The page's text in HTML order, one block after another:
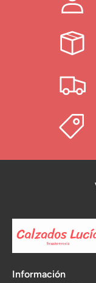
Información